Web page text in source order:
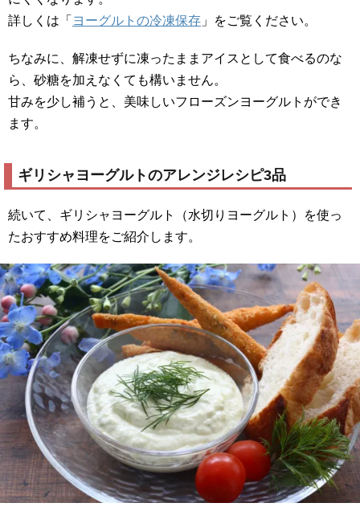
詳しくは「 ヨーグルトの冷凍保存 」をご覧ください。
ちなみに、解凍せずに凍ったままアイスとして食べるのな
ら、砂糖を加えなくても構いません。
甘みを少し補うと、美味しいフローズンヨーグルトができ
ます。
ギリシャヨーグルトのアレンジレシピ3品
続いて、ギリシャヨーグルト（水切りヨーグルト）を使っ
たおすすめ料理をご紹介します。